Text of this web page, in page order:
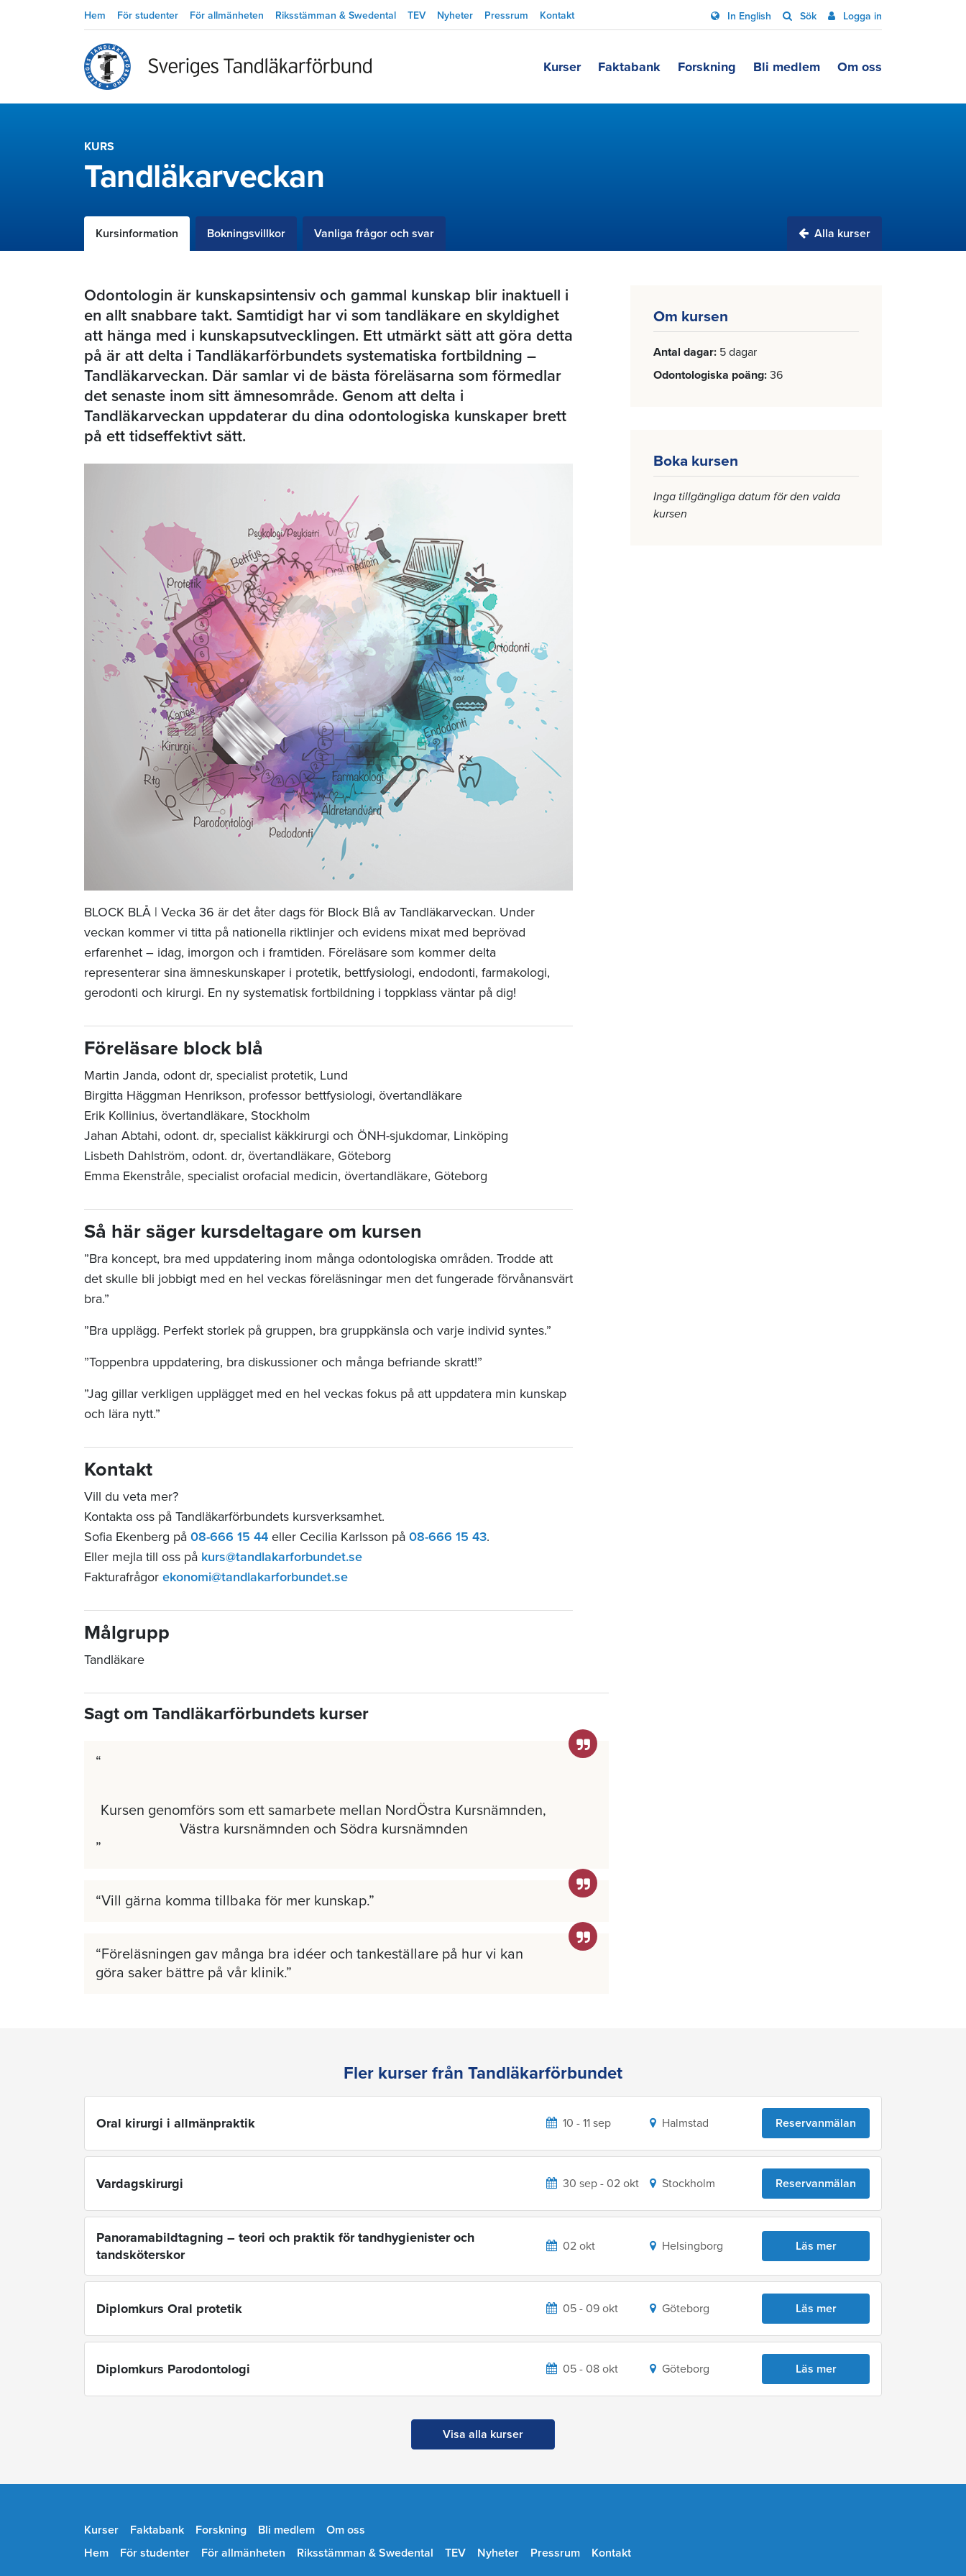
Hem För studenter För allmänheten Riksstämman & Swedental TEV Nyheter Pressrum Kontakt In English Sök Logga in
Kurser Faktabank Forskning Bli medlem Om oss
KURS
Tandläkarveckan
Kursinformation Bokningsvillkor Vanliga frågor och svar Alla kurser
Om kursen
Antal dagar 5 dagar
Odontologiska poäng 36
Boka kursen
Inga tillgängliga datum för den valda
kursen
Odontologin är kunskapsintensiv och gammal kunskap blir inaktuell i
en allt snabbare takt. Samtidigt har vi som tandläkare en skyldighet
att hänga med i kunskapsutvecklingen. Ett utmärkt sätt att göra detta
på är att delta i Tandläkarförbundets systematiska fortbildning –
Tandläkarveckan. Där samlar vi de bästa föreläsarna som förmedlar
det senaste inom sitt ämnesområde. Genom att delta i
Tandläkarveckan uppdaterar du dina odontologiska kunskaper brett
på ett tidseffektivt sätt.
BLOCK BLÅ | Vecka 36 är det åter dags för Block Blå av Tandläkarveckan. Under
veckan kommer vi titta på nationella riktlinjer och evidens mixat med beprövad
erfarenhet – idag, imorgon och i framtiden. Föreläsare som kommer delta
representerar sina ämneskunskaper i protetik, bettfysiologi, endodonti, farmakologi,
gerodonti och kirurgi. En ny systematisk fortbildning i toppklass väntar på dig!
Föreläsare block blå
Martin Janda, odont dr, specialist protetik, Lund
Birgitta Häggman Henrikson, professor bettfysiologi, övertandläkare
Erik Kollinius, övertandläkare, Stockholm
Jahan Abtahi, odont. dr, specialist käkkirurgi och ÖNH-sjukdomar, Linköping
Lisbeth Dahlström, odont. dr, övertandläkare, Göteborg
Emma Ekenstråle, specialist orofacial medicin, övertandläkare, Göteborg
Så här säger kursdeltagare om kursen
”Bra koncept, bra med uppdatering inom många odontologiska områden. Trodde att
det skulle bli jobbigt med en hel veckas föreläsningar men det fungerade förvånansvärt
bra.”
”Bra upplägg. Perfekt storlek på gruppen, bra gruppkänsla och varje individ syntes.”
”Toppenbra uppdatering, bra diskussioner och många befriande skratt!”
”Jag gillar verkligen upplägget med en hel veckas fokus på att uppdatera min kunskap
och lära nytt.”
Kontakt
Vill du veta mer?
Kontakta oss på Tandläkarförbundets kursverksamhet.
Sofia Ekenberg på 08-666 15 44 eller Cecilia Karlsson på 08-666 15 43.
Eller mejla till oss på kurs@tandlakarforbundet.se
Fakturafrågor ekonomi@tandlakarforbundet.se
Målgrupp
Tandläkare
Sagt om Tandläkarförbundets kurser
Kursen genomförs som ett samarbete mellan NordÖstra Kursnämnden,
Västra kursnämnden och Södra kursnämnden
Vill gärna komma tillbaka för mer kunskap.
Föreläsningen gav många bra idéer och tankeställare på hur vi kan
göra saker bättre på vår klinik.
Fler kurser från Tandläkarförbundet
Oral kirurgi i allmänpraktik 10 - 11 sep Halmstad Reservanmälan
Vardagskirurgi 30 sep - 02 okt Stockholm Reservanmälan
Panoramabildtagning – teori och praktik för tandhygienister och
tandsköterskor
02 okt Helsingborg Läs mer
Diplomkurs Oral protetik 05 - 09 okt Göteborg Läs mer
Diplomkurs Parodontologi 05 - 08 okt Göteborg Läs mer
Visa alla kurser
Kurser Faktabank Forskning Bli medlem
Om oss
Hem
För studenter För allmänheten Riksstämman & Swedental TEV Nyheter Pressrum Kontakt